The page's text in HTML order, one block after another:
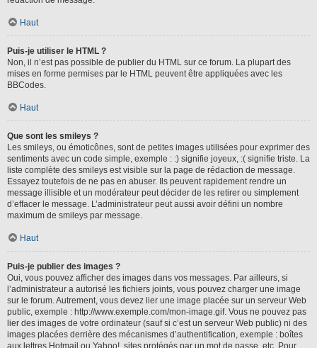
Haut
Puis-je utiliser le HTML ?
Non, il n’est pas possible de publier du HTML sur ce forum. La plupart des
mises en forme permises par le HTML peuvent être appliquées avec les
BBCodes.
Haut
Que sont les smileys ?
Les smileys, ou émoticônes, sont de petites images utilisées pour exprimer des
sentiments avec un code simple, exemple : :) signifie joyeux, :( signifie triste. La
liste complète des smileys est visible sur la page de rédaction de message.
Essayez toutefois de ne pas en abuser. Ils peuvent rapidement rendre un
message illisible et un modérateur peut décider de les retirer ou simplement
d’effacer le message. L’administrateur peut aussi avoir défini un nombre
maximum de smileys par message.
Haut
Puis-je publier des images ?
Oui, vous pouvez afficher des images dans vos messages. Par ailleurs, si
l’administrateur a autorisé les fichiers joints, vous pouvez charger une image
sur le forum. Autrement, vous devez lier une image placée sur un serveur Web
public, exemple : http://www.exemple.com/mon-image.gif. Vous ne pouvez pas
lier des images de votre ordinateur (sauf si c’est un serveur Web public) ni des
images placées derrière des mécanismes d’authentification, exemple : boîtes
aux lettres Hotmail ou Yahoo!, sites protégés par un mot de passe, etc. Pour